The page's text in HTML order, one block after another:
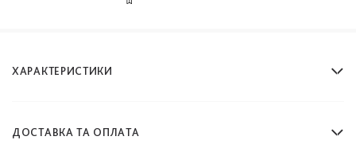
ХАРАКТЕРИСТИКИ
ДОСТАВКА ТА ОПЛАТА